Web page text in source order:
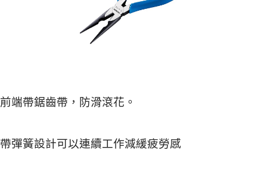
前端帶鋸齒帶，防滑滾花。
帶彈簧設計可以連續工作減緩疲勞感